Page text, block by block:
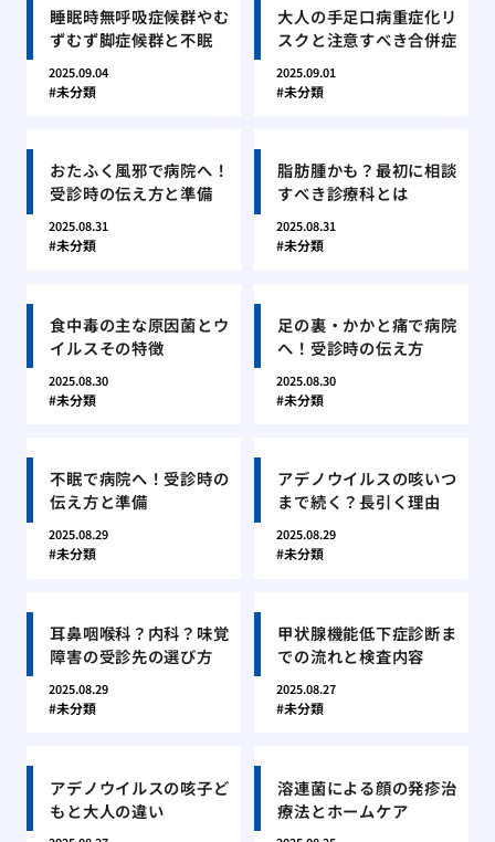
睡眠時無呼吸症候群やむ
ずむず脚症候群と不眠
2025.09.04
未分類
大人の手足口病重症化リ
スクと注意すべき合併症
2025.09.01
未分類
おたふく風邪で病院へ！
受診時の伝え方と準備
2025.08.31
未分類
脂肪腫かも？最初に相談
すべき診療科とは
2025.08.31
未分類
食中毒の主な原因菌とウ
イルスその特徴
2025.08.30
未分類
足の裏・かかと痛で病院
へ！受診時の伝え方
2025.08.30
未分類
不眠で病院へ！受診時の
伝え方と準備
2025.08.29
未分類
アデノウイルスの咳いつ
まで続く？長引く理由
2025.08.29
未分類
耳鼻咽喉科？内科？味覚
障害の受診先の選び方
2025.08.29
未分類
甲状腺機能低下症診断ま
での流れと検査内容
2025.08.27
未分類
アデノウイルスの咳子ど
もと大人の違い
溶連菌による顔の発疹治
療法とホームケア